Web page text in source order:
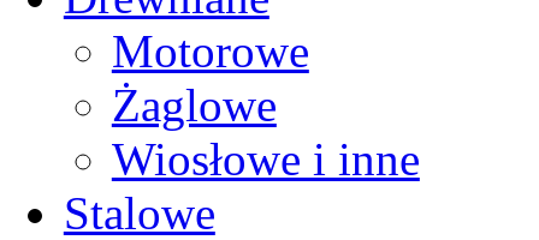
Motorowe
Żaglowe
Wiosłowe i inne
Stalowe